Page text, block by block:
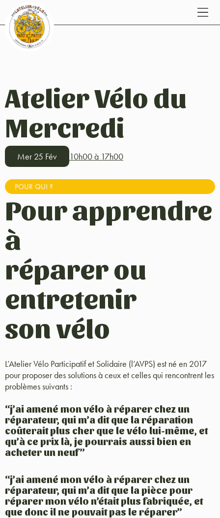
Atelier Vélo du
Mercredi
Mer 25 Fév 10h00 à 17h00
POUR QUI ?
Pour apprendre
à
réparer ou
entretenir
son vélo
L’Atelier Vélo Participatif et Solidaire (l’AVPS) est né en 2017
pour proposer des solutions à ceux et celles qui rencontrent les
problèmes suivants :
“j’ai amené mon vélo à réparer chez un
réparateur, qui m’a dit que la réparation
coûterait plus cher que le vélo lui-même, et
qu’à ce prix là, je pourrais aussi bien en
acheter un neuf”
“j’ai amené mon vélo à réparer chez un
réparateur, qui m’a dit que la pièce pour
réparer mon vélo n’était plus fabriquée, et
que donc il ne pouvait pas le réparer”